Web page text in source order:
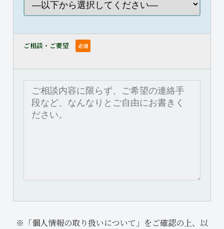
ご相談・ご要望 必須
※「個人情報の取り扱いについて」をご確認の上、以